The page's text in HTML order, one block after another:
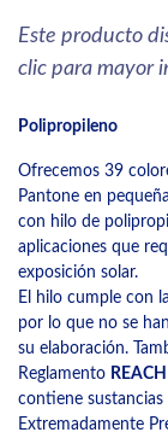
Este producto
clic para mayor
Polipropileno
Ofrecemos 39
Pantone en
con hilo de
aplicaciones que
exposición solar.
El hilo cumple con
por lo que no se
su elaboración.
Reglamento
contiene sustancias
Extremadamente